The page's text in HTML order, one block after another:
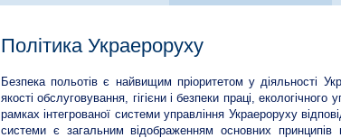
Політика Украероруху
Безпека польотів є найвищим пріоритетом у діяльності
якості обслуговування, гігієни і безпеки праці,
рамках інтегрованої системи управління Украероруху
системи є загальним відображенням основних принципів